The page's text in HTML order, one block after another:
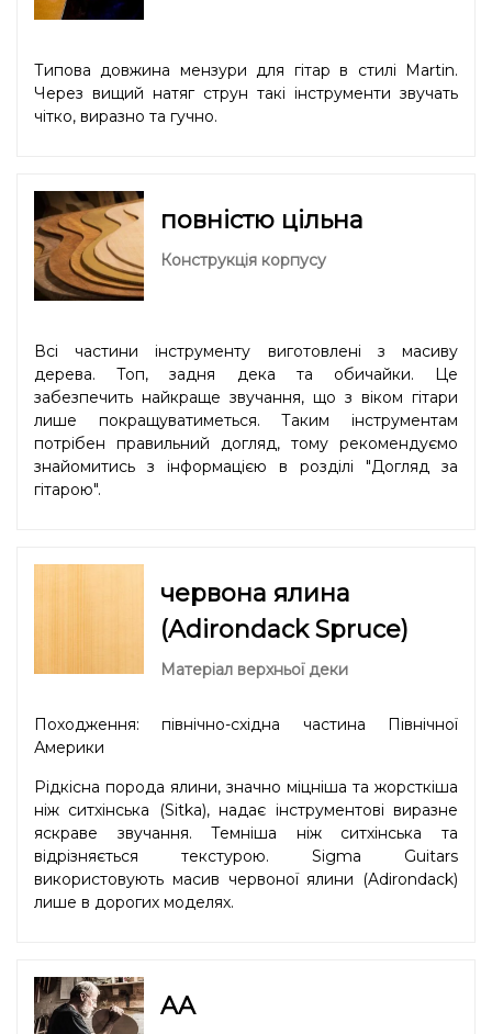
Типова довжина мензури для гітар в стилі Martin.
Через вищий натяг струн такі інструменти звучать
чітко, виразно та гучно.
повністю цільна
Конструкція корпусу
Всі частини інструменту виготовлені з масиву
дерева. Топ, задня дека та обичайки. Це
забезпечить найкраще звучання, що з віком гітари
лише покращуватиметься. Таким інструментам
потрібен правильний догляд, тому рекомендуємо
знайомитись з інформацією в розділі "Догляд за
гітарою".
червона ялина
(Adirondack Spruce)
Матеріал верхньої деки
Походження: північно-східна частина Північної
Америки
Рідкісна порода ялини, значно міцніша та жорсткіша
ніж ситхінська (Sitka), надає інструментові виразне
яскраве звучання. Темніша ніж ситхінська та
відрізняється текстурою. Sigma Guitars
використовують масив червоної ялини (Adirondack)
лише в дорогих моделях.
AA